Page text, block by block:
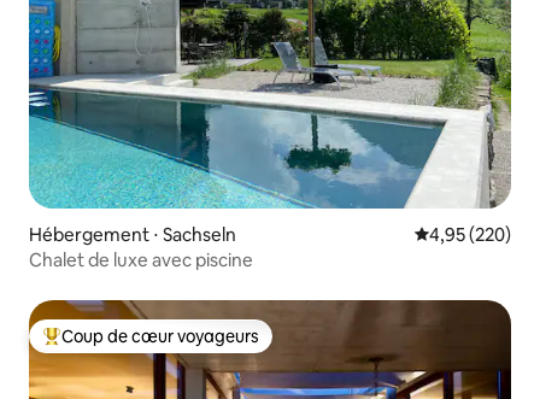
Hébergement ⋅ Sachseln Évaluation
4,95 (220)
Chalet de luxe avec piscine
Coups de cœur voyageurs les plus appréciés
Coup de cœur voyageurs